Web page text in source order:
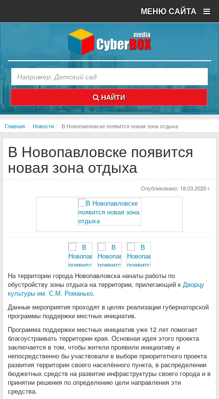
МЕНЮ САЙТА
НАЙТИ
Главная Новости В Новопавловске появится новая зона отдыха
В Новопавловске появится
новая зона отдыха
Опубликовано: 18.03.2020 г.
На территории города Новопавловска начаты работы по
обустройству зоны отдыха на территории, прилегающей к Дворцу
культуры им. С.М. Романько.
Данные мероприятия проходят в целях реализации губернаторской
программы поддержки местных инициатив.
Программа поддержки местных инициатив уже 12 лет помогает
благоустраивать территории края. Основная идея этого проекта
заключается в том, чтобы жители проявили инициативу и
непосредственно бы участвовали в выборе приоритетного проекта
развития территории своего населённого пункта, в распределении
бюджетных средств на развитие инфраструктуры своего города и в
принятии решения по определению цели направления эти
средства.